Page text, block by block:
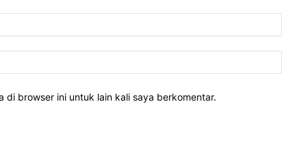
di browser ini untuk lain kali saya berkomentar.